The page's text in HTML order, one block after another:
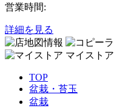
営業時間:
詳細を見る
マイストア
TOP
盆栽・苔玉
盆栽